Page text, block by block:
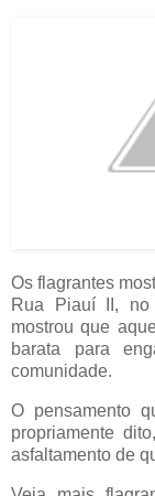
Os flagrantes
Rua Piauí II,
mostrou que
barata para
comunidade.
O pensamento
propriamente
asfaltamento de